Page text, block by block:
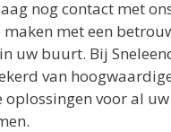
nog contact met
met een
uw buurt. Bij
van
oplossingen voor al uw